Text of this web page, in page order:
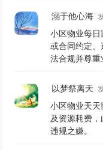
溺于他心海
小区物业每
或合同约定
法合规并尊重
以梦祭离天
小区物业天
及资源耗费
违规之嫌。